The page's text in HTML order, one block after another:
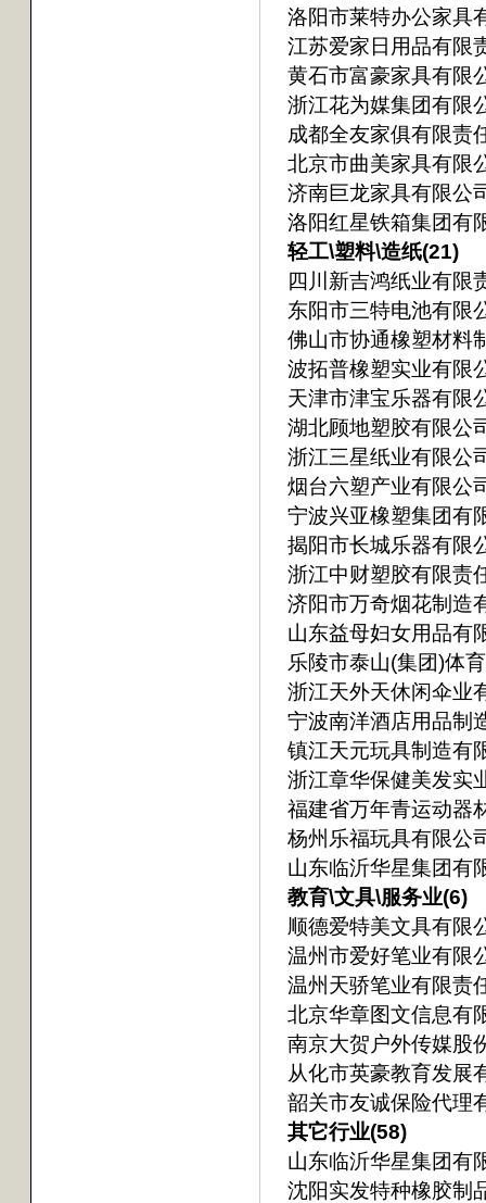
洛阳市莱特办公家具
江苏爱家日用品有限
黄石市富豪家具有限
浙江花为媒集团有限
成都全友家俱有限责
北京市曲美家具有限
济南巨龙家具有限公
洛阳红星铁箱集团有
轻工\塑料\造纸(21)
四川新吉鸿纸业有限
东阳市三特电池有限
佛山市协通橡塑材料
波拓普橡塑实业有限
天津市津宝乐器有限
湖北顾地塑胶有限公
浙江三星纸业有限公
烟台六塑产业有限公
宁波兴亚橡塑集团有
揭阳市长城乐器有限
浙江中财塑胶有限责
济阳市万奇烟花制造
山东益母妇女用品有
乐陵市泰山(集团)体
浙江天外天休闲伞业
宁波南洋酒店用品制
镇江天元玩具制造有
浙江章华保健美发实
福建省万年青运动器
杨州乐福玩具有限公
山东临沂华星集团有
教育\文具\服务业(6)
顺德爱特美文具有限
温州市爱好笔业有限
温州天骄笔业有限责
北京华章图文信息有
南京大贺户外传媒股
从化市英豪教育发展
韶关市友诚保险代理
其它行业(58)
山东临沂华星集团有
沈阳实发特种橡胶制